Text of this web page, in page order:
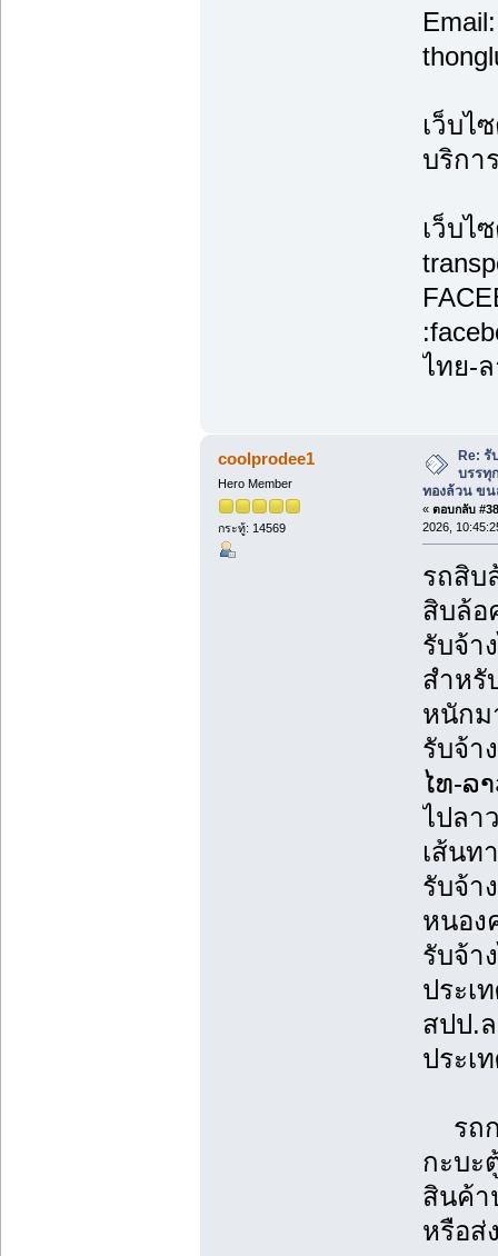
Email:
เว็บไ
บริกา
เว็บไ
ไทย-ล
coolprodee1
Hero Member
กระทู้: 14569
Re: รั
บรรทุ
ทองล้วน ขน
« ตอบกลับ
2026,
รถสิบ
สิบล้อ
รับจ้า
สำหรั
หนักม
รับจ้า
ໄທ-ລ
ไปลา
เส้นท
รับจ้า
หนอง
รับจ้า
ประเ
สปป.
ประเ
รถก
กะบะ
สินค้า
หรือส่